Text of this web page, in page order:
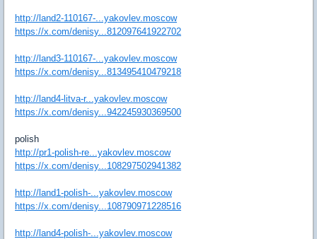
http://land2-110167-...yakovlev.moscow
https://x.com/denisy...812097641922702
http://land3-110167-...yakovlev.moscow
https://x.com/denisy...813495410479218
http://land4-litva-r...yakovlev.moscow
https://x.com/denisy...942245930369500
polish
http://pr1-polish-re...yakovlev.moscow
https://x.com/denisy...108297502941382
http://land1-polish-...yakovlev.moscow
https://x.com/denisy...108790971228516
http://land4-polish-...yakovlev.moscow